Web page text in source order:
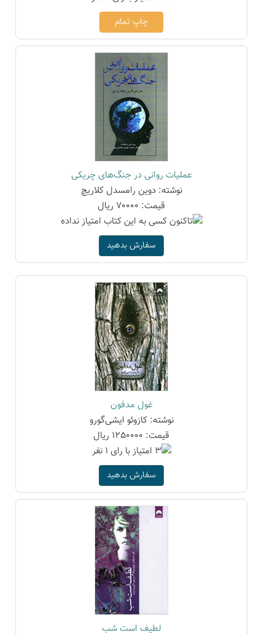
چاپ تمام
عملیات روانی در جنگ‌های چریکی
نوشته: دوین رامسدل کلاریچ
قیمت: 70000 ریال
سفارش بدهید
غول مدفون
نوشته: کازوئو ایشی‌گورو
قیمت: 1250000 ریال
سفارش بدهید
لطیف است شب